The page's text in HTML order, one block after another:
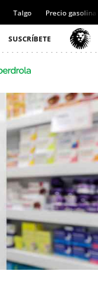
Talgo Precio gasolina